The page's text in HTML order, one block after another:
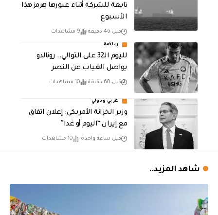
تابعة للشركة أثناء عبورها هرمز هذا
الأسبوع
قبل 46 دقيقة 9 مشاهدات
رياضة
لليوم الـ32 على التوالي.. رونالدو
يواصل الغياب عن النصر
قبل 60 دقيقة 10 مشاهدات
عربي ودولي
وزير الخزانة الأمريكي: إعلان اتفاق
مع إيران “اليوم أو غدا”
قبل ساعة واحدة 10 مشاهدات
شاهد المزيد..